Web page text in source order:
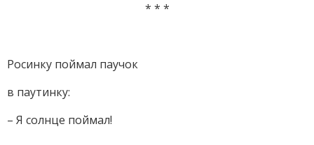
* * *
Росинку поймал паучок
в паутинку:
– Я солнце поймал!